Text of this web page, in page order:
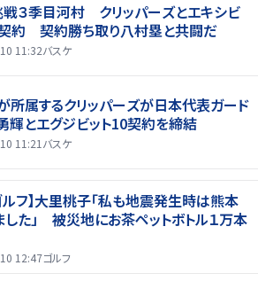
戦３季目河村 クリッパーズとエキシビ
契約 契約勝ち取り八村塁と共闘だ
11:32バスケ
所属するクリッパーズが日本代表ガード
輝とエグジビット10契約を締結
11:21 バスケ
ルフ】大里桃子「私も地震発生時は熊本
した」 被災地にお茶ペットボトル１万本
12:47ゴルフ